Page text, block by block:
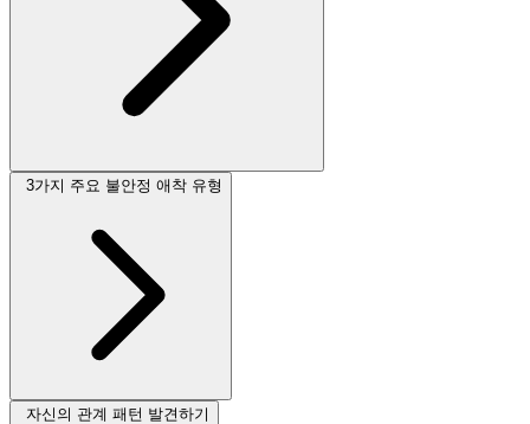
3가지 주요 불안정 애착 유형
자신의 관계 패턴 발견하기